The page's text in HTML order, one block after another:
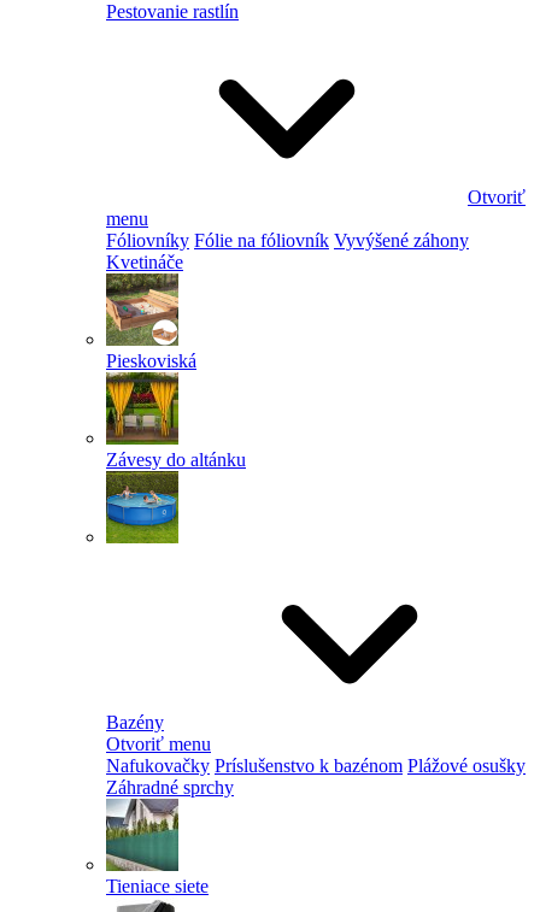
Pestovanie rastlín
Otvoriť
menu
Fóliovníky Fólie na fóliovník Vyvýšené záhony
Kvetináče
Pieskoviská
Závesy do altánku
Bazény
Otvoriť menu
Nafukovačky Príslušenstvo k bazénom Plážové osušky
Záhradné sprchy
Tieniace siete